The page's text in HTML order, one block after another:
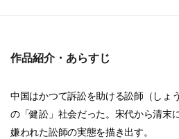
作品紹介・あらすじ
中国はかつて訴訟を助ける訟師（しょ
の「健訟」社会だった。宋代から清末
嫌われた訟師の実態を描き出す。